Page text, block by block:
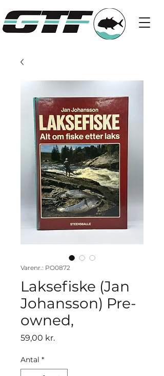
Varenr.: PO0872
Laksefiske (Jan
Johansson) Pre-
owned,
59,00 kr.Pris
Antal *